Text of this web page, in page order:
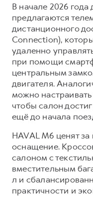
В начале 2026
предлагаются
дистанционного
Connection),
удаленно
при помощи
центральным
двигателя.
можно
чтобы салон
ещё до начала
HAVAL M6 ценят
оснащение.
салоном с
вместительным
л и
практичности и